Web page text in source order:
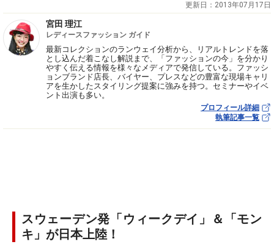
更新日： 2013年07月17日
宮田 理江
レディースファッション ガイド
最新コレクションのランウェイ分析から、リアルトレンドを落
とし込んだ着こなし解説まで、「ファッションの今」を分かり
やすく伝える情報を様々なメディアで発信している。ファッシ
ョンブランド店長、バイヤー、プレスなどの豊富な現場キャリ
アを生かしたスタイリング提案に強みを持つ。セミナーやイベ
ント出演も多い。
プロフィール詳細
執筆記事一覧
スウェーデン発「ウィークデイ」＆「モン
キ」が日本上陸！